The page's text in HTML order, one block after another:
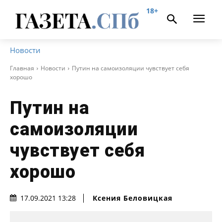
18+
Новости
Главная Новости
Путин на самоизоляции чувствует себя
хорошо
Путин на
самоизоляции
чувствует себя
хорошо
17.09.2021 13:28 Ксения Беловицкая